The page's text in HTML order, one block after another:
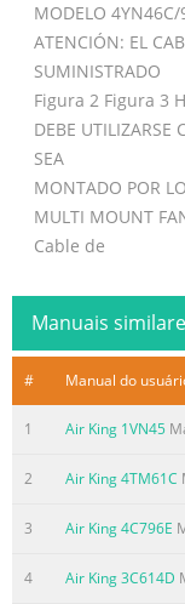
MODELO 4YN46C/
ATENCIÓN: EL
SUMINISTRADO
Figura 2 Figura 3
DEBE UTILIZARSE
SEA
MONTADO POR
MULTI MOUNT
Cable de
Alambres Grandes
Apoyo
18" (45.7 cm)
1. Entrelazar el
de Diámetro
Secundario
Manuais
# Manual do
1 Air King 1VN45
2 Air King 4TM61C
3 Air King 4C796E
4 Air King 3C614D